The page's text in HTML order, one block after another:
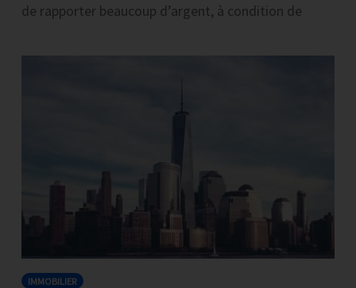
de rapporter beaucoup d’argent, à condition de
IMMOBILIER